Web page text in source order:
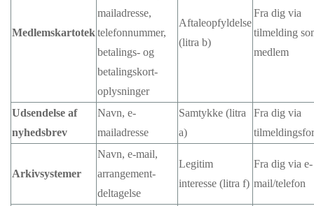
Medlemskartotek
mailadresse,
telefonnummer,
betalings- og
betalingskort-
oplysninger
Aftaleopfyldelse
(litra b)
Fra dig via
tilmelding
medlem
Udsendelse af
nyhedsbrev
Navn, e-
mailadresse
Samtykke (litra
a)
Fra dig via
Arkivsystemer
Navn, e-mail,
arrangement-
deltagelse
Legitim
interesse (litra f)
Fra dig via e-
mail/telefon